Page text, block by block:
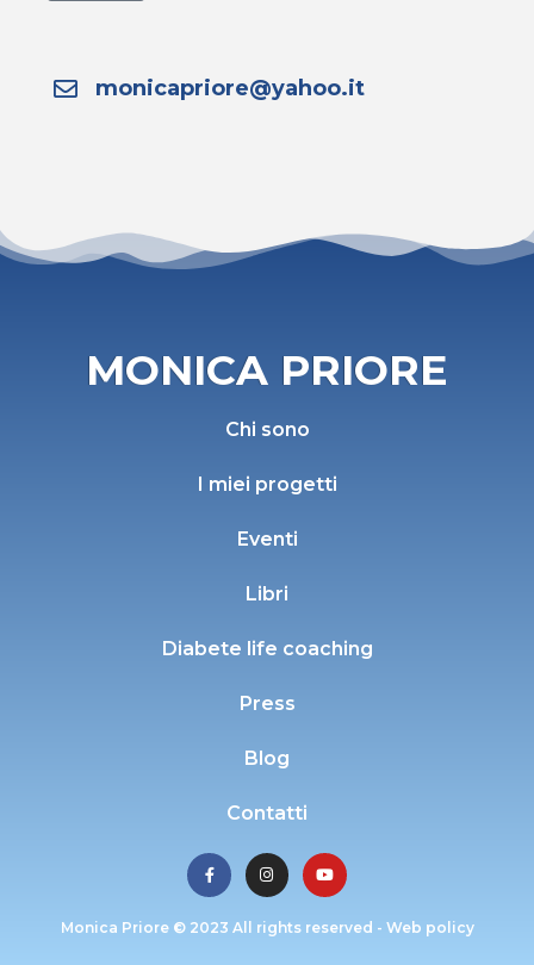
monicapriore@yahoo.it
MONICA PRIORE
Chi sono
I miei progetti
Eventi
Libri
Diabete life coaching
Press
Blog
Contatti
Monica Priore © 2023 All rights reserved - Web policy